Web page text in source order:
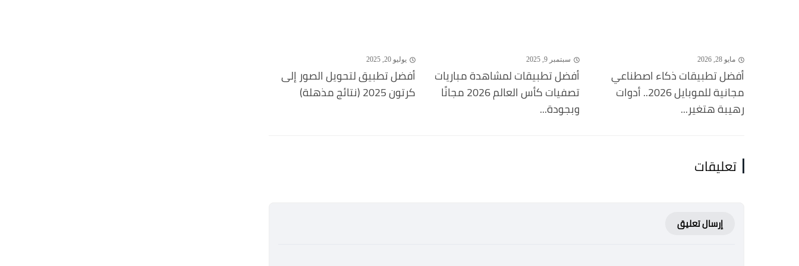
مايو 28, 2026
أفضل تطبيقات ذكاء اصطناعي
مجانية للموبايل 2026.. أدوات
رهيبة هتغير...
سبتمبر 9, 2025
أفضل تطبيقات لمشاهدة مباريات
تصفيات كأس العالم 2026 مجانًا
وبجودة...
يوليو 20, 2025
أفضل تطبيق لتحويل الصور إلى
كرتون 2025 (نتائج مذهلة)
تعليقات
إرسال تعليق